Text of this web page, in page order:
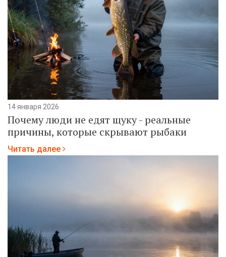
14 января 2026
Почему люди не едят щуку - реальные
причины, которые скрывают рыбаки
Читать далее